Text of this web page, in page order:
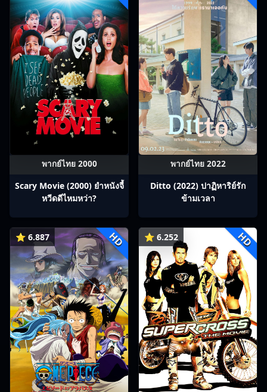
พากย์ไทย 2000
Scary Movie (2000) ยำหนังจี้​
หวีดดีไหมหว่า?
พากย์ไทย 2022
Ditto (2022) ปาฏิหาริย์รัก
ข้ามเวลา
⭐ 6.887 HD ⭐ 6.252 HD